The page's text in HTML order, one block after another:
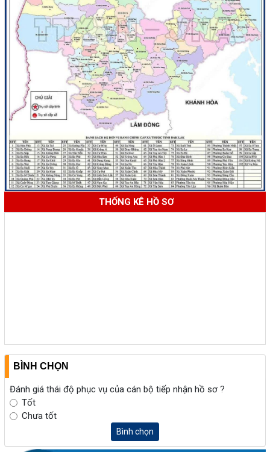
THỐNG KÊ HỒ SƠ
BÌNH CHỌN
Đánh giá thái độ phục vụ của cán bộ tiếp nhận hồ sơ ?
Tốt
Chưa tốt
Bình chọn